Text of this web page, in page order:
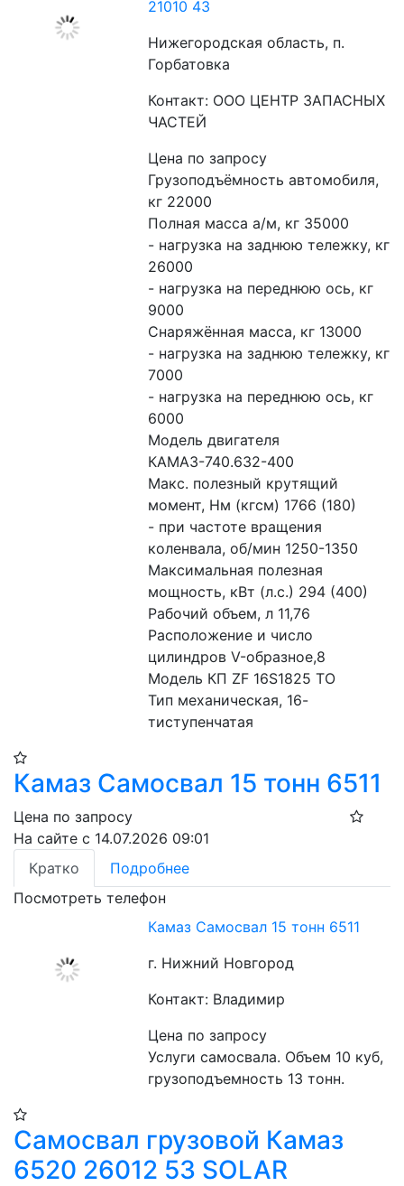
21010 43
Нижегородская область, п.
Горбатовка
Контакт: ООО ЦЕНТР ЗАПАСНЫХ
ЧАСТЕЙ
Цена по запросу
Грузоподъёмность автомобиля,
кг 22000
Полная масса а/м, кг 35000
- нагрузка на заднюю тележку, кг
26000
- нагрузка на переднюю ось, кг
9000
Снаряжённая масса, кг 13000
- нагрузка на заднюю тележку, кг
7000
- нагрузка на переднюю ось, кг
6000
Модель двигателя
КАМАЗ-740.632-400
Макс. полезный крутящий
момент, Нм (кгсм) 1766 (180)
- при частоте вращения
коленвала, об/мин 1250-1350
Максимальная полезная
мощность, кВт (л.с.) 294 (400)
Рабочий объем, л 11,76
Расположение и число
цилиндров V-образное,8
Модель КП ZF 16S1825 TO
Тип механическая, 16-
тиступенчатая
Камаз Самосвал 15 тонн 6511
Цена по запросу
На сайте с 14.07.2026 09:01
Кратко
Подробнее
Посмотреть телефон
Камаз Самосвал 15 тонн 6511
г. Нижний Новгород
Контакт: Владимир
Цена по запросу
Услуги самосвала. Объем 10 куб,
грузоподъемность 13 тонн.
Самосвал грузовой Камаз
6520 26012 53 SOLAR